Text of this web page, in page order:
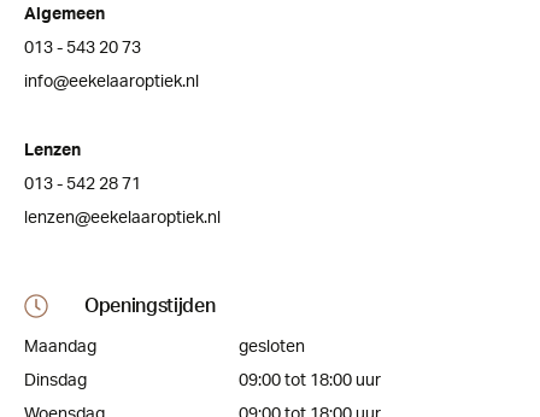
Algemeen
013 - 543 20 73
info@eekelaaroptiek.nl
Lenzen
013 - 542 28 71
lenzen@eekelaaroptiek.nl
Openingstijden
Maandag
gesloten
Dinsdag
09:00 tot 18:00 uur